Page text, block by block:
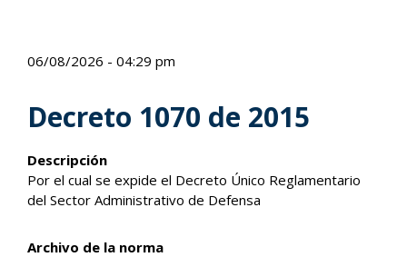
06/08/2026 - 04:29 pm
Decreto 1070 de 2015
Descripción
Por el cual se expide el Decreto Único Reglamentario
del Sector Administrativo de Defensa
Archivo de la norma